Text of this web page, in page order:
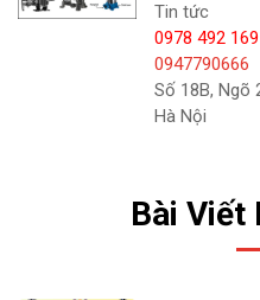
Máy bơm ly tâm trục
các dịch vụ bơm. Mỗi
Tin tức
0978 492 169
0947790666
Số 18B, Ngõ
Hà Nội
Bài Viết